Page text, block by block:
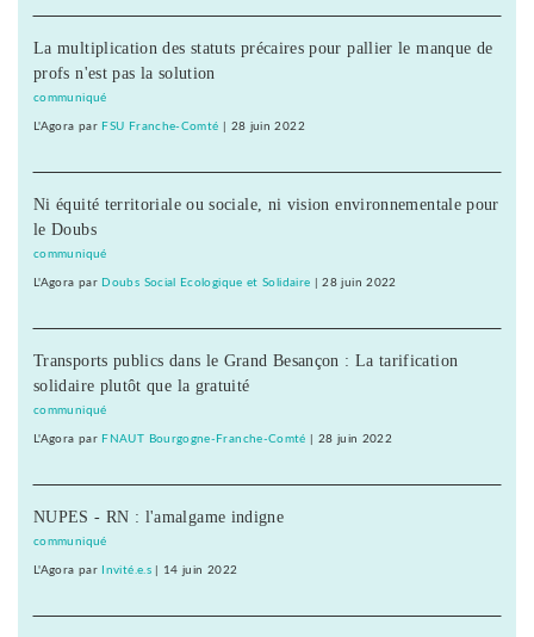
La multiplication des statuts précaires pour pallier le manque de
profs n'est pas la solution
communiqué
L'Agora par FSU Franche-Comté 28 juin 2022
Ni équité territoriale ou sociale, ni vision environnementale pour
le Doubs
communiqué
L'Agora par Doubs Social Ecologique et Solidaire |28 juin 2022
Transports publics dans le Grand Besançon : La tarification
solidaire plutôt que la gratuité
communiqué
L'Agora par FNAUT Bourgogne-Franche-Comté 28 juin 2022
NUPES - RN : l'amalgame indigne
communiqué
L'Agora par Invité.e.s| 14 juin 2022